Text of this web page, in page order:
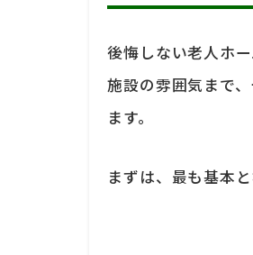
後悔しない老人ホ
施設の雰囲気まで
ます。
まずは、最も基本